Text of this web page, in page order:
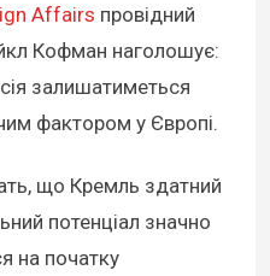
Affairs провідний
Кофман наголошує:
залишатиметься
фактором у Європі.
що Кремль здатний
потенціал значно
на початку